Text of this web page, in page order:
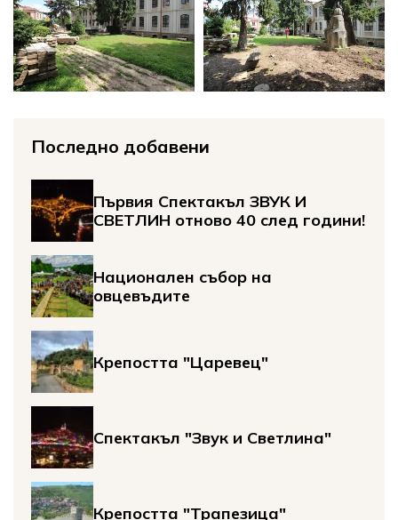
Последно добавени
Първия Спектакъл ЗВУК И
СВЕТЛИН отново 40 след години!
Национален събор на
овцевъдите
Крепостта "Царевец"
Спектакъл "Звук и Светлина"
Крепостта "Трапезица"